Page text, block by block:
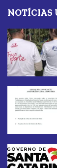
NOTÍCIAS